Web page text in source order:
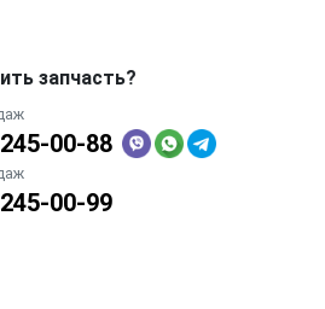
запчасть?
00-88
00-99